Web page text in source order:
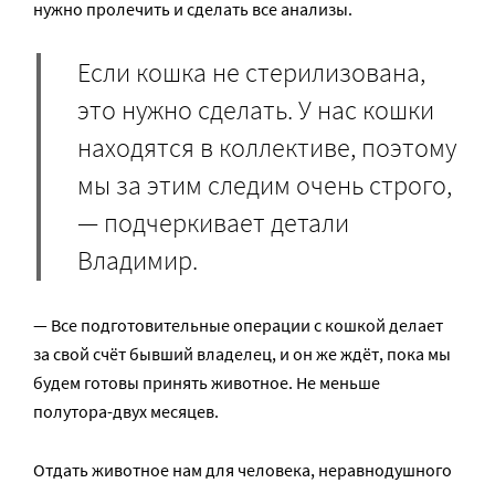
нужно пролечить и сделать все анализы.
Если кошка не стерилизована,
это нужно сделать. У нас кошки
находятся в коллективе, поэтому
мы за этим следим очень строго,
— подчеркивает детали
Владимир.
— Все подготовительные операции с кошкой делает
за свой счёт бывший владелец, и он же ждёт, пока мы
будем готовы принять животное. Не меньше
полутора-двух месяцев.
Отдать животное нам для человека, неравнодушного